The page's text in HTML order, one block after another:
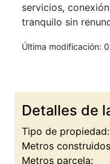
servicios,
tranquilo sin
Última modificación:
Detalles de
Tipo de propiedad:
Metros
Metros parcela: